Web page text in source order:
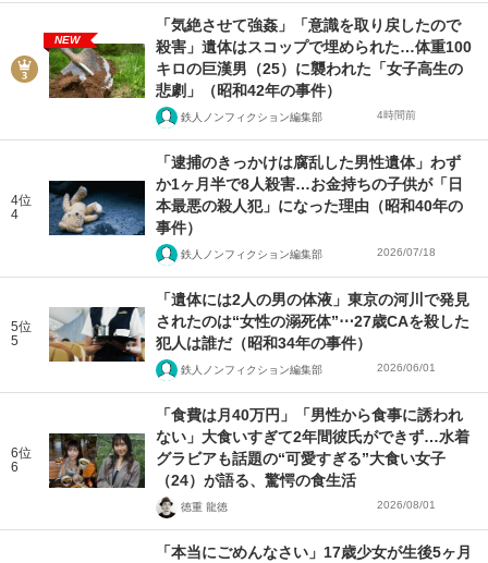
NEW
「気絶させて強姦」「意識を取り戻したので
殺害」遺体はスコップで埋められた…体重100
キロの巨漢男（25）に襲われた「女子高生の
悲劇」（昭和42年の事件）
鉄人ノンフィクション編集部 4時間前
4位
4
「逮捕のきっかけは腐乱した男性遺体」わず
か1ヶ月半で8人殺害…お金持ちの子供が「日
本最悪の殺人犯」になった理由（昭和40年の
事件）
鉄人ノンフィクション編集部 2026/07/18
5位
5
「遺体には2人の男の体液」東京の河川で発見
されたのは“女性の溺死体”⋯27歳CAを殺した
犯人は誰だ（昭和34年の事件）
鉄人ノンフィクション編集部 2026/06/01
6位
6
「食費は月40万円」「男性から食事に誘われ
ない」大食いすぎて2年間彼氏ができず…水着
グラビアも話題の“可愛すぎる”大食い女子
（24）が語る、驚愕の食生活
徳重 龍徳 2026/08/01
「本当にごめんなさい」17歳少女が生後5ヶ月